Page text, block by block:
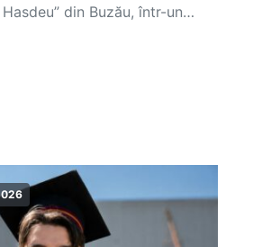
Hasdeu” din Buzău, într-un…